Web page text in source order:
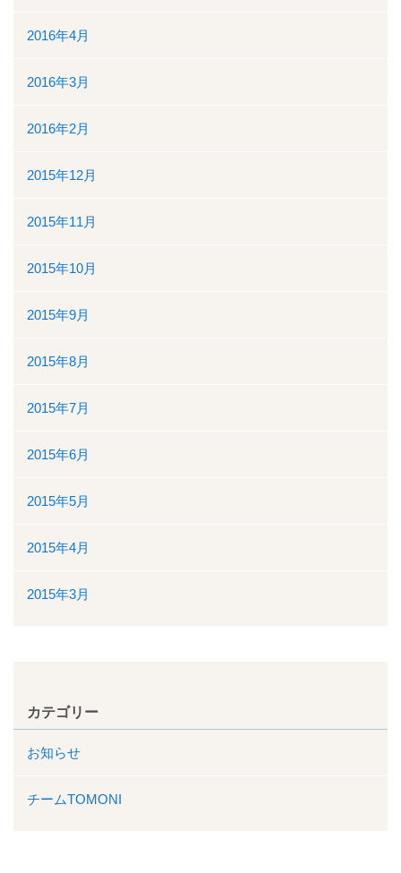
2016年4月
2016年3月
2016年2月
2015年12月
2015年11月
2015年10月
2015年9月
2015年8月
2015年7月
2015年6月
2015年5月
2015年4月
2015年3月
カテゴリー
お知らせ
チームTOMONI